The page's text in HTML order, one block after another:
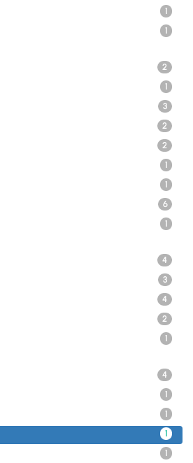
1
1
2
1
3
2
2
1
1
6
1
4
3
4
2
1
4
1
1
1
1